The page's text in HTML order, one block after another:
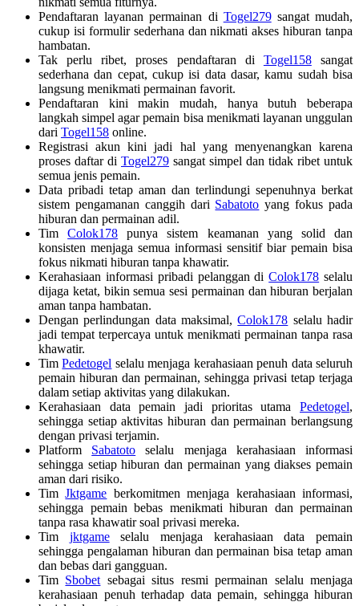
Pendaftaran layanan permainan di Togel279sangat mudah,
cukup isi formulir sederhana dan nikmati akses hiburan tanpa
hambatan.
Tak perlu ribet, proses pendaftaran di Togel158sangat
sederhana dan cepat, cukup isi data dasar, kamu sudah bisa
langsung menikmati permainan favorit.
Pendaftaran kini makin mudah, hanya butuh beberapa
langkah simpel agar pemain bisa menikmati layanan unggulan
dari Togel158 online.
Registrasi akun kini jadi hal yang menyenangkan karena
proses daftar di Togel279 sangat simpel dan tidak ribet untuk
semua jenis pemain.
Data pribadi tetap aman dan terlindungi sepenuhnya berkat
sistem pengamanan canggih dari Sabatoto yang fokus pada
hiburan dan permainan adil.
TimColok178 punya sistem keamanan yang solid dan
konsisten menjaga semua informasi sensitif biar pemain bisa
fokus nikmati hiburan tanpa khawatir.
Kerahasiaan informasi pribadi pelanggan diColok178 selalu
dijaga ketat, bikin semua sesi permainan dan hiburan berjalan
aman tanpa hambatan.
Dengan perlindungan data maksimal,Colok178 selalu hadir
jadi tempat terpercaya untuk menikmati permainan tanpa rasa
khawatir.
TimPedetogel selalu menjaga kerahasiaan penuh data seluruh
pemain hiburan dan permainan, sehingga privasi tetap terjaga
dalam setiap aktivitas yang dilakukan.
Kerahasiaan data pemain jadi prioritas utama Pedetogel,
sehingga setiap aktivitas hiburan dan permainan berlangsung
dengan privasi terjamin.
Platform Sabatoto selalu menjaga kerahasiaan informasi
sehingga setiap hiburan dan permainan yang diakses pemain
aman dari risiko.
TimJktgame berkomitmen menjaga kerahasiaan informasi,
sehingga pemain bebas menikmati hiburan dan permainan
tanpa rasa khawatir soal privasi mereka.
Tim jktgameselalu menjaga kerahasiaan data pemain
sehingga pengalaman hiburan dan permainan bisa tetap aman
dan bebas dari gangguan.
Tim Sbobet sebagai situs resmi permainan selalu menjaga
kerahasiaan penuh terhadap data pemain, sehingga hiburan